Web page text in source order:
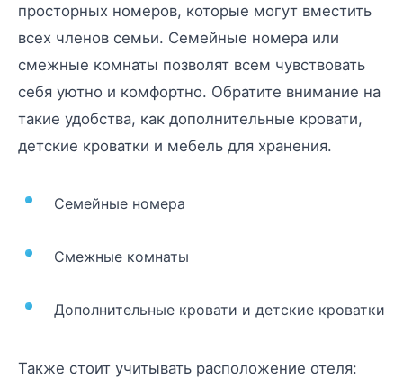
просторных номеров, которые могут вместить
всех членов семьи. Семейные номера или
смежные комнаты позволят всем чувствовать
себя уютно и комфортно. Обратите внимание на
такие удобства, как дополнительные кровати,
детские кроватки и мебель для хранения.
Семейные номера
Смежные комнаты
Дополнительные кровати и детские кроватки
Также стоит учитывать расположение отеля: